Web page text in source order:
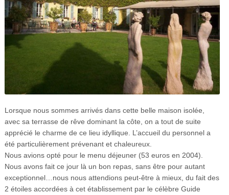
Lorsque nous sommes arrivés dans cette belle maison isolée,
avec sa terrasse de rêve dominant la côte, on a tout de suite
apprécié le charme de ce lieu idyllique. L’accueil du personnel a
été particulièrement prévenant et chaleureux.
Nous avions opté pour le menu déjeuner (53 euros en 2004).
Nous avons fait ce jour là un bon repas, sans être pour autant
exceptionnel…nous nous attendions peut-être à mieux, du fait des
2 étoiles accordées à cet établissement par le célèbre Guide